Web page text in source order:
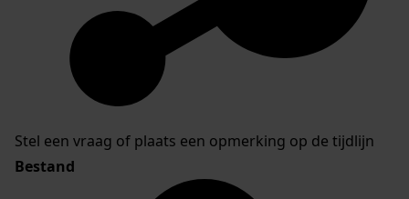
Stel een vraag of plaats een opmerking op de tijdlijn
Bestand